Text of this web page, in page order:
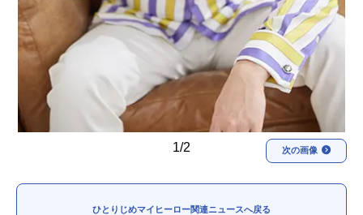
1/2 次の画像
ひとりじめマイヒーロー関連ニュースへ戻る